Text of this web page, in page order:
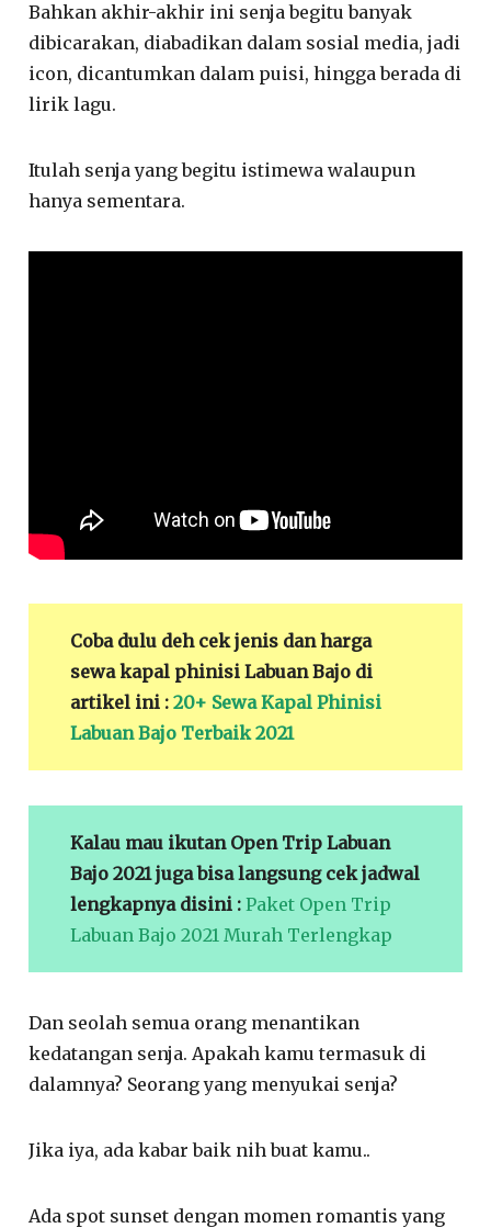
Bahkan akhir-akhir ini senja begitu banyak
dibicarakan, diabadikan dalam sosial media, jadi
icon, dicantumkan dalam puisi, hingga berada di
lirik lagu.
Itulah senja yang begitu istimewa walaupun
hanya sementara.
Coba dulu deh cek jenis dan harga
sewa kapal phinisi Labuan Bajo di
artikel ini :20+ Sewa Kapal Phinisi
Labuan Bajo Terbaik 2021
Kalau mau ikutan Open Trip Labuan
Bajo 2021 juga bisa langsung cek jadwal
lengkapnya disini : Paket Open Trip
Labuan Bajo 2021 Murah Terlengkap
Dan seolah semua orang menantikan
kedatangan senja. Apakah kamu termasuk di
dalamnya? Seorang yang menyukai senja?
Jika iya, ada kabar baik nih buat kamu..
Ada spot sunset dengan momen romantis yang